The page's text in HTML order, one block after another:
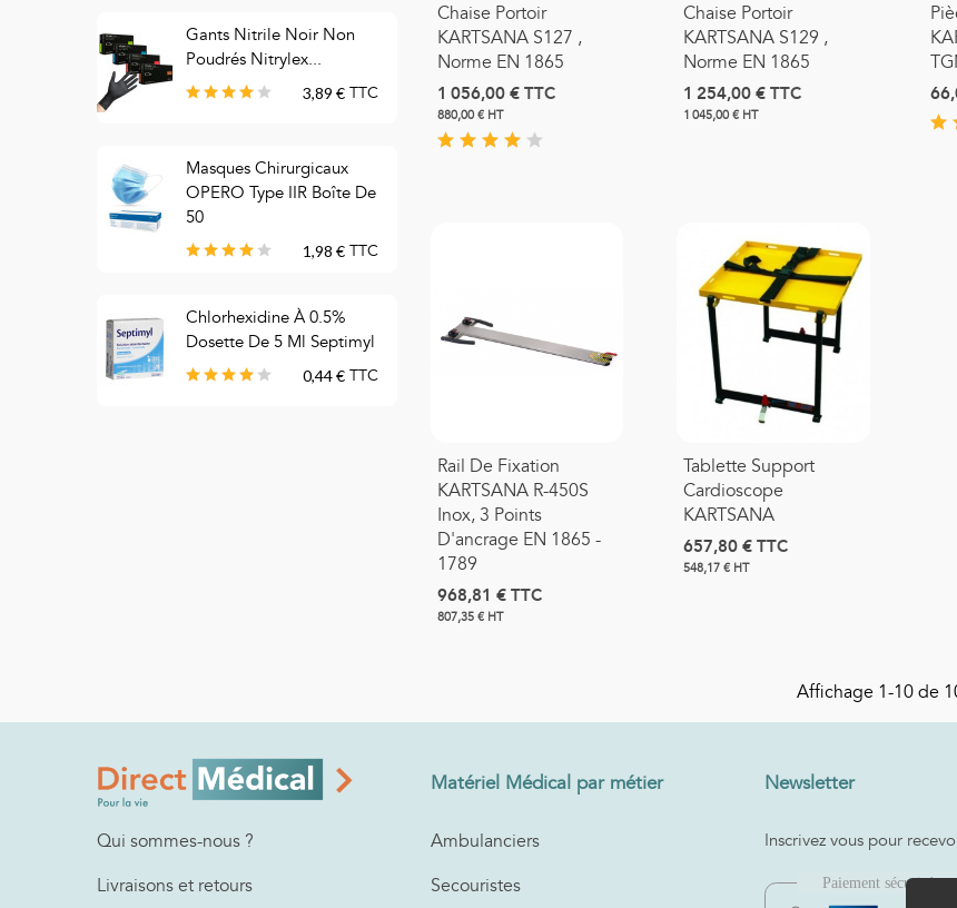
Gants Nitrile Noir Non
Poudrés Nitrylex...
3,89 € TTC
Masques Chirurgicaux
OPERO Type IIR Boîte De
50
1,98 € TTC
Chlorhexidine À 0.5%
Dosette De 5 Ml Septimyl
0,44 € TTC
Masque Moyenne
Concentration Adulte
Thermomètre Thermoscan
BBraun
Chaise Portoir
KARTSANA S127 ,
Norme EN 1865
1 056,00 €TTC
880,00 € HT
Chaise Portoir
KARTSANA S129 ,
Norme EN 1865
1 254,00 €TTC
1 045,00 € HT
Rail De Fixation
KARTSANA R-450S
Inox, 3 Points
D'ancrage EN 1865 -
1789
968,81 €TTC
807,35 € HT
Tablette Support
Cardioscope
KARTSANA
657,80 €TTC
548,17 € HT
Affichage 1-10 de
Qui sommes-nous ?
Livraisons et retours
Matériel Médical par métier
Ambulanciers
Secouristes
Newsletter
Inscrivez vous pour